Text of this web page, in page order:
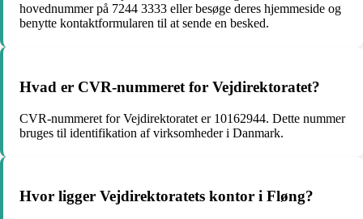
hovednummer på 7244 3333 eller besøge deres hjemmeside og
benytte kontaktformularen til at sende en besked.
Hvad er CVR-nummeret for Vejdirektoratet?
CVR-nummeret for Vejdirektoratet er 10162944. Dette nummer
bruges til identifikation af virksomheder i Danmark.
Hvor ligger Vejdirektoratets kontor i Fløng?